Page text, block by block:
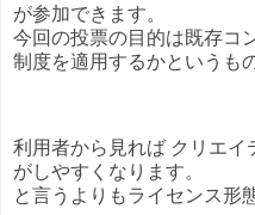
が参加できます。
今回の投票の目的は既存コ
制度を適用するかというもの
利用者から見れば クリエイ
がしやすくなります。
と言うよりもライセンス形